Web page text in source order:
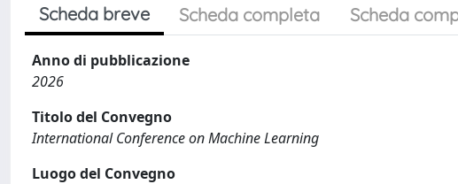
Scheda breve Scheda completa Scheda
Anno di pubblicazione
2026
Titolo del Convegno
International Conference on Machine Learning
Luogo del Convegno